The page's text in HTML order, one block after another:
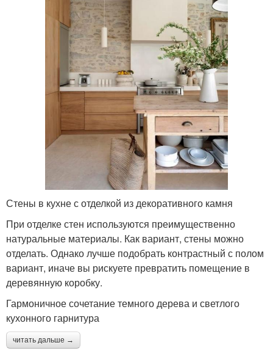
Стены в кухне с отделкой из декоративного камня
При отделке стен используются преимущественно
натуральные материалы. Как вариант, стены можно
отделать. Однако лучше подобрать контрастный с полом
вариант, иначе вы рискуете превратить помещение в
деревянную коробку.
Гармоничное сочетание темного дерева и светлого
кухонного гарнитура
читать дальше →